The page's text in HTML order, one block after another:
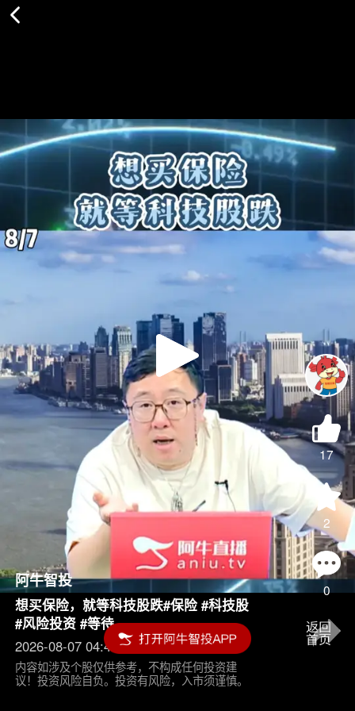
Play
Video
17
2
0
阿牛智投
想买保险，就等科技股跌#保险 #科技股
#风险投资 #等待
2026-08-07 04:45
内容如涉及个股仅供参考，不构成任何投资建
议！投资风险自负。投资有风险，入市须谨慎。